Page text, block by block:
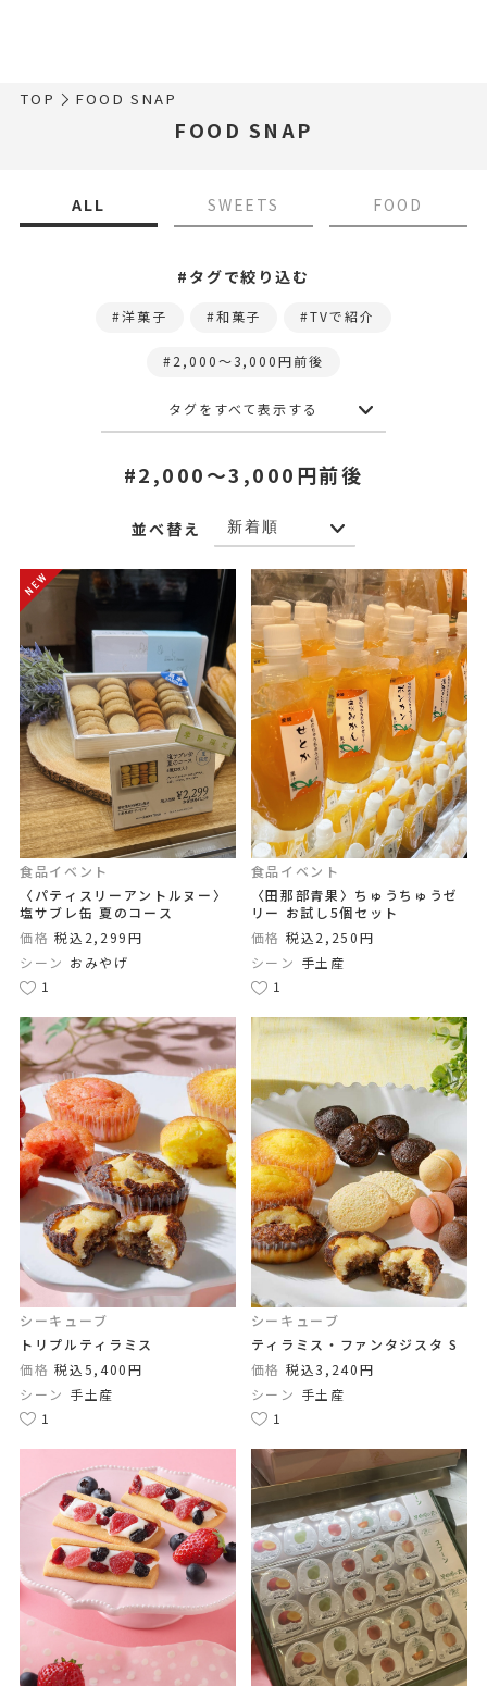
TOP FOOD SNAP
FOOD SNAP
ALL SWEETS FOOD
#タグで絞り込む
洋菓子 和菓子 TVで紹介
2,000〜3,000円前後
タグをすべて表示する
#2,000〜3,000円前後
並べ替え
食品イベント
〈パティスリーアントルヌー〉
塩サブレ缶 夏のコース
価格 税込2,299円
シーン おみやげ
1
食品イベント
〈田那部青果〉ちゅうちゅうゼ
リー お試し5個セット
価格 税込2,250円
シーン 手土産
1
シーキューブ
トリプルティラミス
価格 税込5,400円
シーン 手土産
1
シーキューブ
ティラミス・ファンタジスタ S
価格 税込3,240円
シーン 手土産
1